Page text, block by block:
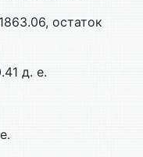
остаток
д. е.